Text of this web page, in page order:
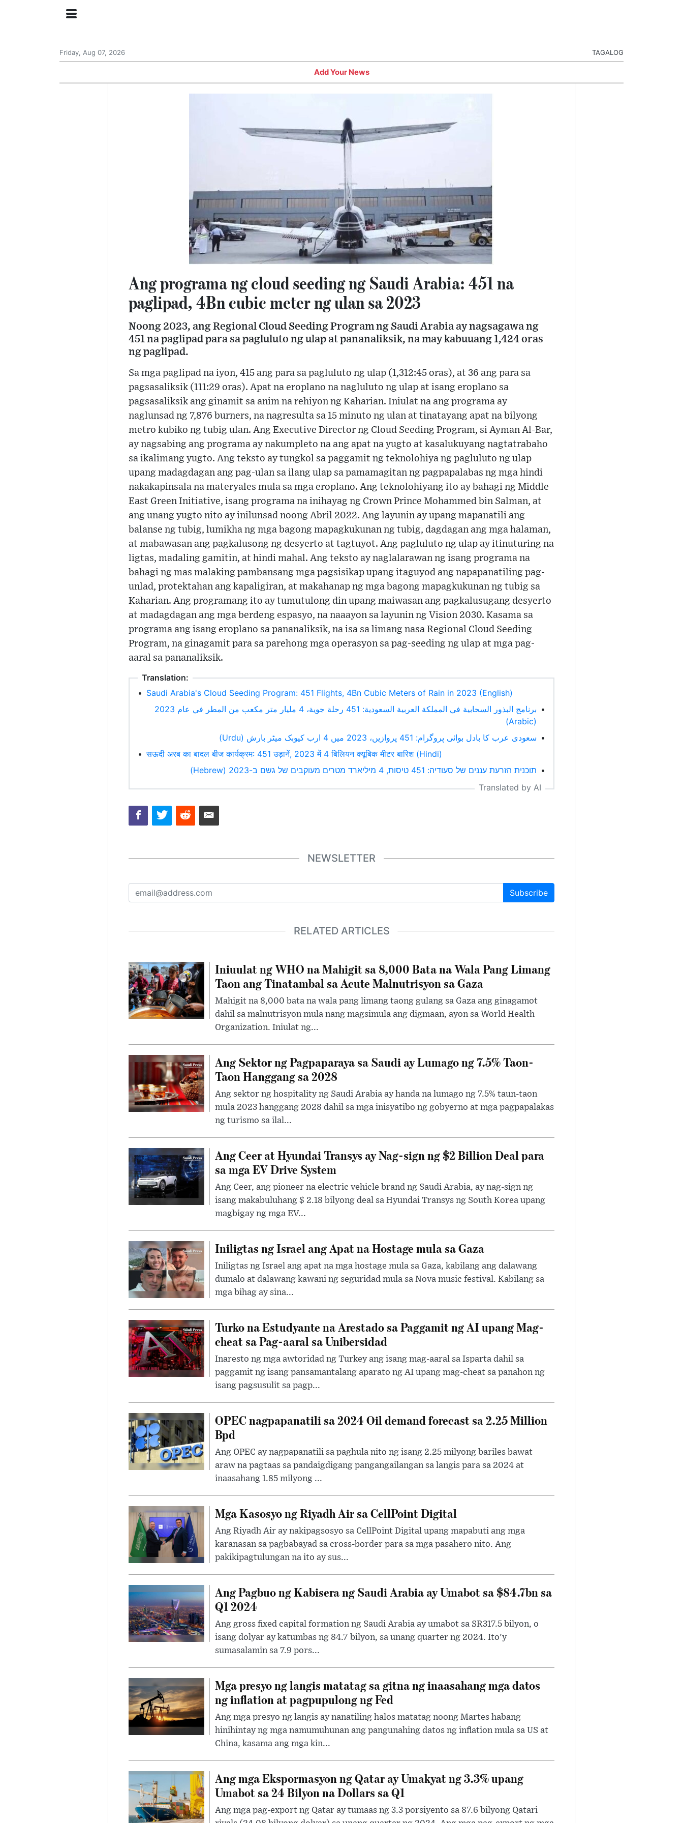
Friday, Aug 07, 2026 TAGALOG
Add Your News
Ang programa ng cloud seeding ng Saudi Arabia: 451 na
paglipad, 4Bn cubic meter ng ulan sa 2023
Noong 2023, ang Regional Cloud Seeding Program ng Saudi Arabia ay nagsagawa ng
451 na paglipad para sa pagluluto ng ulap at pananaliksik, na may kabuuang 1,424 oras
ng paglipad.
Sa mga paglipad na iyon, 415 ang para sa pagluluto ng ulap (1,312:45 oras), at 36 ang para sa
pagsasaliksik (111:29 oras). Apat na eroplano na nagluluto ng ulap at isang eroplano sa
pagsasaliksik ang ginamit sa anim na rehiyon ng Kaharian. Iniulat na ang programa ay
naglunsad ng 7,876 burners, na nagresulta sa 15 minuto ng ulan at tinatayang apat na bilyong
metro kubiko ng tubig ulan. Ang Executive Director ng Cloud Seeding Program, si Ayman Al-Bar,
ay nagsabing ang programa ay nakumpleto na ang apat na yugto at kasalukuyang nagtatrabaho
sa ikalimang yugto. Ang teksto ay tungkol sa paggamit ng teknolohiya ng pagluluto ng ulap
upang madagdagan ang pag-ulan sa ilang ulap sa pamamagitan ng pagpapalabas ng mga hindi
nakakapinsala na materyales mula sa mga eroplano. Ang teknolohiyang ito ay bahagi ng Middle
East Green Initiative, isang programa na inihayag ng Crown Prince Mohammed bin Salman, at
ang unang yugto nito ay inilunsad noong Abril 2022. Ang layunin ay upang mapanatili ang
balanse ng tubig, lumikha ng mga bagong mapagkukunan ng tubig, dagdagan ang mga halaman,
at mabawasan ang pagkalusong ng desyerto at tagtuyot. Ang pagluluto ng ulap ay itinuturing na
ligtas, madaling gamitin, at hindi mahal. Ang teksto ay naglalarawan ng isang programa na
bahagi ng mas malaking pambansang mga pagsisikap upang itaguyod ang napapanatiling pag-
unlad, protektahan ang kapaligiran, at makahanap ng mga bagong mapagkukunan ng tubig sa
Kaharian. Ang programang ito ay tumutulong din upang maiwasan ang pagkalusugang desyerto
at madagdagan ang mga berdeng espasyo, na naaayon sa layunin ng Vision 2030. Kasama sa
programa ang isang eroplano sa pananaliksik, na isa sa limang nasa Regional Cloud Seeding
Program, na ginagamit para sa parehong mga operasyon sa pag-seeding ng ulap at mga pag-
aaral sa pananaliksik.
Translation:
• Saudi Arabia's Cloud Seeding Program: 451 Flights, 4Bn Cubic Meters of Rain in 2023 (English)
•
برنامج البذور السحابية في المملكة العربية السعودية: 451 رحلة جوية، 4 مليار متر مكعب من المطر في عام 2023
(Arabic)
• سعودی عرب کا بادل بوائی پروگرام: 451 پروازیں، 2023 میں 4 ارب کیوبک میٹر بارش (Urdu)
• सऊदी अरब का बादल बीज कार्यक्रम: 451 उड़ानें, 2023 में 4 बिलियन क्यूबिक मीटर बारिश (Hindi)
• תוכנית הזרעת עננים של סעודיה: 451 טיסות, 4 מיליארד מטרים מעוקבים של גשם ב-2023 (Hebrew)
Translated by AI
NEWSLETTER
Subscribe
RELATED ARTICLES
Iniuulat ng WHO na Mahigit sa 8,000 Bata na Wala Pang Limang
Taon ang Tinatambal sa Acute Malnutrisyon sa Gaza
Mahigit na 8,000 bata na wala pang limang taong gulang sa Gaza ang ginagamot
dahil sa malnutrisyon mula nang magsimula ang digmaan, ayon sa World Health
Organization. Iniulat ng...
Ang Sektor ng Pagpaparaya sa Saudi ay Lumago ng 7.5% Taon-
Taon Hanggang sa 2028
Ang sektor ng hospitality ng Saudi Arabia ay handa na lumago ng 7.5% taun-taon
mula 2023 hanggang 2028 dahil sa mga inisyatibo ng gobyerno at mga pagpapalakas
ng turismo sa ilal...
Ang Ceer at Hyundai Transys ay Nag-sign ng $2 Billion Deal para
sa mga EV Drive System
Ang Ceer, ang pioneer na electric vehicle brand ng Saudi Arabia, ay nag-sign ng
isang makabuluhang $ 2.18 bilyong deal sa Hyundai Transys ng South Korea upang
magbigay ng mga EV...
Iniligtas ng Israel ang Apat na Hostage mula sa Gaza
Iniligtas ng Israel ang apat na mga hostage mula sa Gaza, kabilang ang dalawang
dumalo at dalawang kawani ng seguridad mula sa Nova music festival. Kabilang sa
mga bihag ay sina...
Turko na Estudyante na Arestado sa Paggamit ng AI upang Mag-
cheat sa Pag-aaral sa Unibersidad
Inaresto ng mga awtoridad ng Turkey ang isang mag-aaral sa Isparta dahil sa
paggamit ng isang pansamantalang aparato ng AI upang mag-cheat sa panahon ng
isang pagsusulit sa pagp...
OPEC nagpapanatili sa 2024 Oil demand forecast sa 2.25 Million
Bpd
Ang OPEC ay nagpapanatili sa paghula nito ng isang 2.25 milyong bariles bawat
araw na pagtaas sa pandaigdigang pangangailangan sa langis para sa 2024 at
inaasahang 1.85 milyong ...
Mga Kasosyo ng Riyadh Air sa CellPoint Digital
Ang Riyadh Air ay nakipagsosyo sa CellPoint Digital upang mapabuti ang mga
karanasan sa pagbabayad sa cross-border para sa mga pasahero nito. Ang
pakikipagtulungan na ito ay sus...
Ang Pagbuo ng Kabisera ng Saudi Arabia ay Umabot sa $84.7bn sa
Q1 2024
Ang gross fixed capital formation ng Saudi Arabia ay umabot sa SR317.5 bilyon, o
isang dolyar ay katumbas ng 84.7 bilyon, sa unang quarter ng 2024. Ito'y
sumasalamin sa 7.9 pors...
Mga presyo ng langis matatag sa gitna ng inaasahang mga datos
ng inflation at pagpupulong ng Fed
Ang mga presyo ng langis ay nanatiling halos matatag noong Martes habang
hinihintay ng mga namumuhunan ang pangunahing datos ng inflation mula sa US at
China, kasama ang mga kin...
Ang mga Ekspormasyon ng Qatar ay Umakyat ng 3.3% upang
Umabot sa 24 Bilyon na Dollars sa Q1
Ang mga pag-export ng Qatar ay tumaas ng 3.3 porsiyento sa 87.6 bilyong Qatari